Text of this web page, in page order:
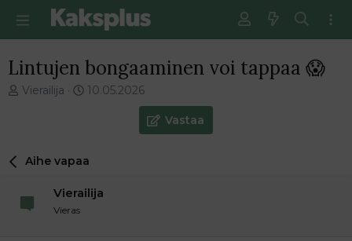
Lintujen bongaaminen voi tappaa 😱
V
e
t
Vierailija
E
m
i
10.05.2026
Vastaa
Aihe vapaa
Vierailija
Vieras